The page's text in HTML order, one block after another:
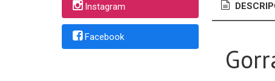
Instagram
Facebook